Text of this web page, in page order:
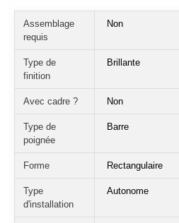
Assemblage
requis
‎Non
Type de
finition
Brillante
Avec cadre ? Non
Type de
poignée
Barre
Forme Rectangulaire
Type
d'installation
Autonome